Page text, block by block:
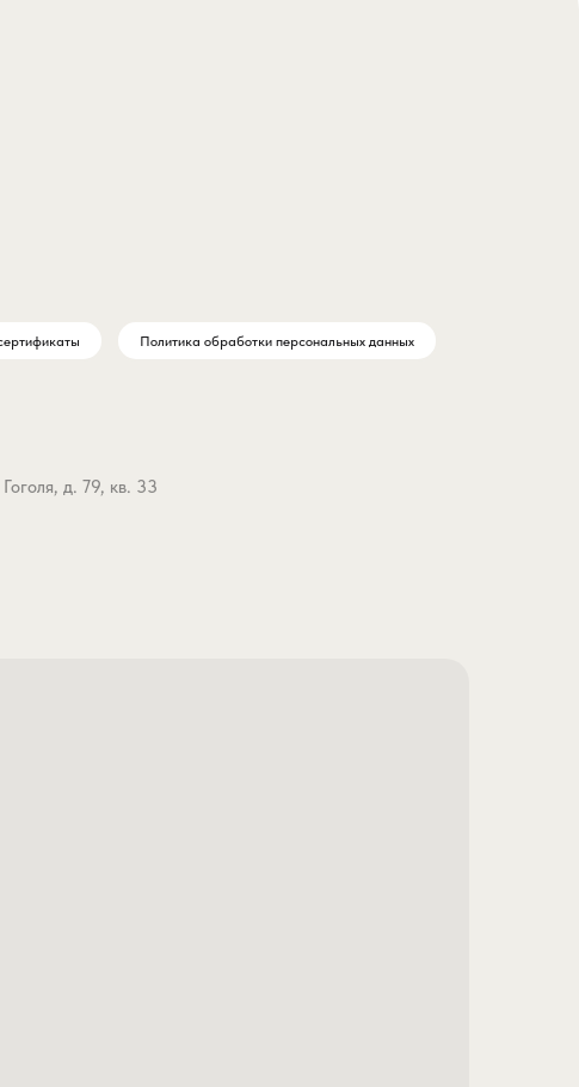
Политика обработки персональных данных
д. 79, кв. 33